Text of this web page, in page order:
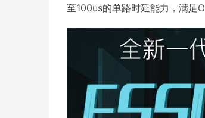
至100us的单路时延能力，满足